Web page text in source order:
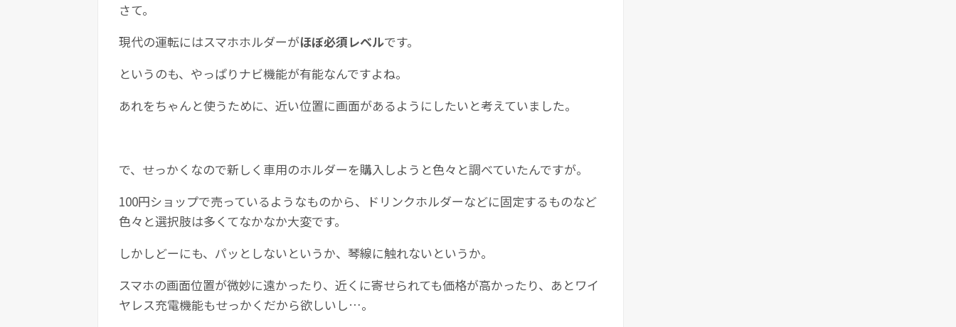
さて。
現代の運転にはスマホホルダーがほぼ必須レベルです。
というのも、やっぱりナビ機能が有能なんですよね。
あれをちゃんと使うために、近い位置に画面があるようにしたいと考えていました。
で、せっかくなので新しく車用のホルダーを購入しようと色々と調べていたんですが。
100円ショップで売っているようなものから、ドリンクホルダーなどに固定するものなど
色々と選択肢は多くてなかなか大変です。
しかしどーにも、パッとしないというか、琴線に触れないというか。
スマホの画面位置が微妙に遠かったり、近くに寄せられても価格が高かったり、あとワイ
ヤレス充電機能もせっかくだから欲しいし…。